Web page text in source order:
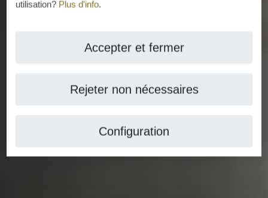
utilisation? Plus d'info.
Accepter et fermer
Rejeter non nécessaires
Configuration